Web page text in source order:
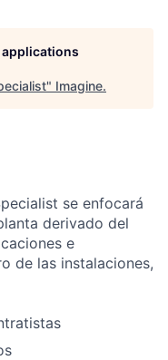
" Imagine.
se enfocará
derivado del
e
de las instalaciones,